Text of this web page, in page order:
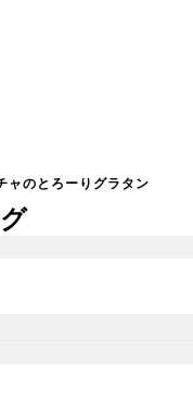
ャのとろーりグラタン